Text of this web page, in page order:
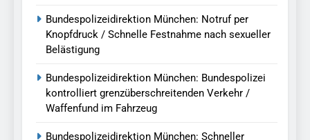
Bundespolizeidirektion München: Notruf per
Knopfdruck / Schnelle Festnahme nach sexueller
Belästigung
Bundespolizeidirektion München: Bundespolizei
kontrolliert grenzüberschreitenden Verkehr /
Waffenfund im Fahrzeug
Bundespolizeidirektion München: Schneller